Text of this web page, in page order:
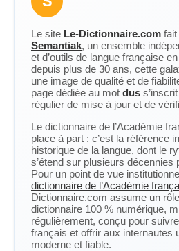
Le site Le-Dictionnaire.com
Semantiak, un ensemble
et d’outils de langue française
depuis plus de 30 ans, cette
une image de qualité et de
page dédiée au mot dus
régulier de mise à jour et de
Le dictionnaire de l’Académie
place à part : c’est la référence
historique de la langue, dont le
s’étend sur plusieurs décennies
Pour un point de vue
dictionnaire de l’Académie
Dictionnaire.com assume un
dictionnaire 100 % numérique,
régulièrement, conçu pour
français et offrir aux internautes
moderne et fiable.